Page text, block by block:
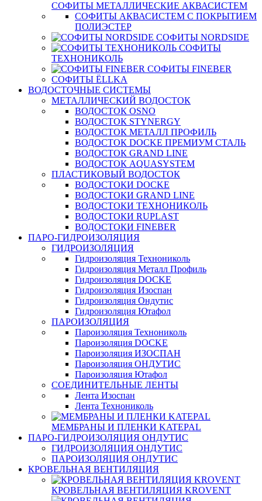
СОФИТЫ МЕТАЛЛИЧЕСКИЕ АКВАСИСТЕМ
СОФИТЫ АКВАСИСТЕМ С ПОКРЫТИЕМ
ПОЛИЭСТЕР
СОФИТЫ NORDSIDE
СОФИТЫ
ТЕХНОНИКОЛЬ
СОФИТЫ FINEBER
СОФИТЫ ЁLLKA
ВОДОСТОЧНЫЕ СИСТЕМЫ
МЕТАЛЛИЧЕСКИЙ ВОДОСТОК
ВОДОСТОК OSNO
ВОДОСТОК STYNERGY
ВОДОСТОК МЕТАЛЛ ПРОФИЛЬ
ВОДОСТОК DOCKE ПРЕМИУМ СТАЛЬ
ВОДОСТОК GRAND LINE
ВОДОСТОК AQUASYSTEM
ПЛАСТИКОВЫЙ ВОДОСТОК
ВОДОСТОКИ DOCKE
ВОДОСТОКИ GRAND LINE
ВОДОСТОКИ ТЕХНОНИКОЛЬ
ВОДОСТОКИ RUPLAST
ВОДОСТОКИ FINEBER
ПАРО-ГИДРОИЗОЛЯЦИЯ
ГИДРОИЗОЛЯЦИЯ
Гидроизоляция Технониколь
Гидроизоляция Металл Профиль
Гидроизоляция DOCKE
Гидроизоляция Изоспан
Гидроизоляция Ондутис
Гидроизоляция Ютафол
ПАРОИЗОЛЯЦИЯ
Пароизоляция Технониколь
Пароизоляция DOCKE
Пароизоляция ИЗОСПАН
Пароизоляция ОНДУТИС
Пароизоляция Ютафол
СОЕДИНИТЕЛЬНЫЕ ЛЕНТЫ
Лента Изоспан
Лента Технониколь
МЕМБРАНЫ И ПЛЕНКИ KATEPAL
ПАРО-ГИДРОИЗОЛЯЦИЯ ОНДУТИС
ГИДРОИЗОЛЯЦИЯ ОНДУТИС
ПАРОИЗОЛЯЦИЯ ОНДУТИС
КРОВЕЛЬНАЯ ВЕНТИЛЯЦИЯ
КРОВЕЛЬНАЯ ВЕНТИЛЯЦИЯ KROVENT